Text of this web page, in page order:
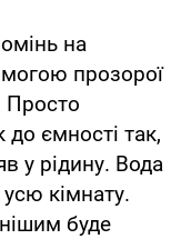
на
прозорої
Просто
до ємності так,
у рідину. Вода
кімнату.
буде